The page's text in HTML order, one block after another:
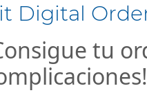
Digital
tu